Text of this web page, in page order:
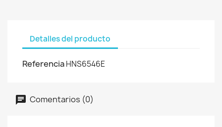
Detalles del producto
ReferenciaHNS6546E
Comentarios (0)